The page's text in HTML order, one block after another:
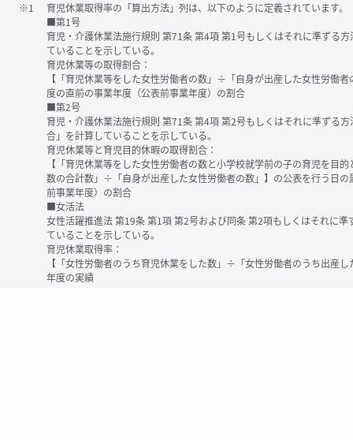
※1
育児休業取得率の「算出方法」列は、以下のように定義されています。
■第1号
育児・介護休業法施行規則 第71条 第4項 第1号もしくはそれに準ずる
ていることを示している。
育児休業等の取得割合：
【「育児休業等をした女性労働者の数」÷「自身が出産した女性労働
度の直前の事業年度（公表前事業年度）の割合
■第2号
育児・介護休業法施行規則 第71条 第4項 第2号もしくはそれに準ずる
合」を計算していることを示している。
育児休業等と育児目的休暇の取得割合：
【「育児休業等をした女性労働者の数と小学校就学前の子の育児を目
数の合計数」÷「自身が出産した女性労働者の数」】の公表を行う日
前事業年度）の割合
■女活法
女性活躍推進法 第19条 第1項 第2号および同条 第2項もしくはそれに
ていることを示している。
育児休業取得率：
【「女性労働者のうち育児休業をした数」÷「女性労働者のうち出産
年度の実績